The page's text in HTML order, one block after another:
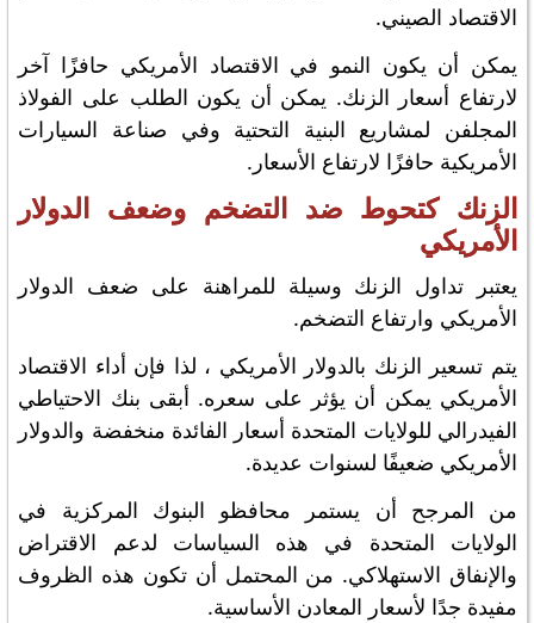
الاقتصاد الصيني.
يمكن أن يكون النمو في الاقتصاد الأمريكي حافزًا آخر
لارتفاع أسعار الزنك. يمكن أن يكون الطلب على الفولاذ
المجلفن لمشاريع البنية التحتية وفي صناعة السيارات
الأمريكية حافزًا لارتفاع الأسعار.
الزنك كتحوط ضد التضخم وضعف الدولار
الأمريكي
يعتبر تداول الزنك وسيلة للمراهنة على ضعف الدولار
الأمريكي وارتفاع التضخم.
يتم تسعير الزنك بالدولار الأمريكي ، لذا فإن أداء الاقتصاد
الأمريكي يمكن أن يؤثر على سعره. أبقى بنك الاحتياطي
الفيدرالي للولايات المتحدة أسعار الفائدة منخفضة والدولار
الأمريكي ضعيفًا لسنوات عديدة.
من المرجح أن يستمر محافظو البنوك المركزية في
الولايات المتحدة في هذه السياسات لدعم الاقتراض
والإنفاق الاستهلاكي. من المحتمل أن تكون هذه الظروف
مفيدة جدًا لأسعار المعادن الأساسية.